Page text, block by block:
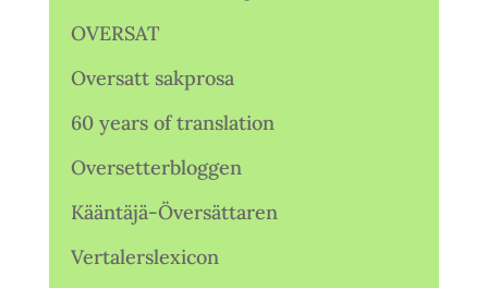
OVERSAT
Oversatt sakprosa
60 years of translation
Oversetterbloggen
Kääntäjä-Översättaren
Vertalerslexicon